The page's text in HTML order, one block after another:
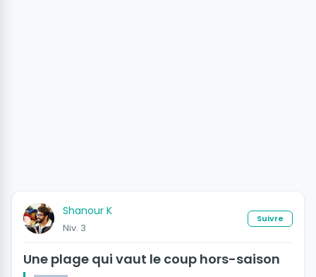
Shanour K
Niv. 3
Suivre
Une plage qui vaut le coup hors-saison